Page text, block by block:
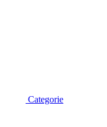
Categorie